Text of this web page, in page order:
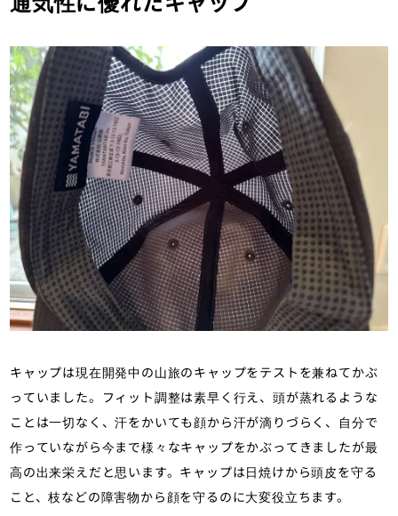
キャップは現在開発中の山旅のキャップをテストを兼ねてかぶ
っていました。フィット調整は素早く行え、頭が蒸れるような
ことは一切なく、汗をかいても顔から汗が滴りづらく、自分で
作っていながら今まで様々なキャップをかぶってきましたが最
高の出来栄えだと思います。キャップは日焼けから頭皮を守る
こと、枝などの障害物から顔を守るのに大変役立ちます。